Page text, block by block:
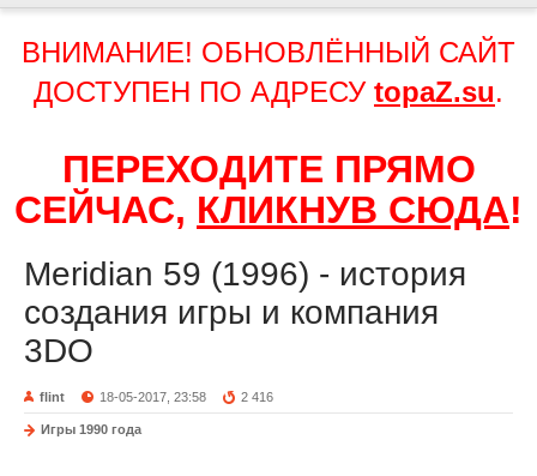
ВНИМАНИЕ! ОБНОВЛЁННЫЙ САЙТ
ДОСТУПЕН ПО АДРЕСУ topaZ.su.
ПЕРЕХОДИТЕ ПРЯМО
СЕЙЧАС, КЛИКНУВ СЮДА!
Meridian 59 (1996) - история
создания игры и компания
3DO
flint 18-05-2017, 23:58 2 416
Игры 1990 года